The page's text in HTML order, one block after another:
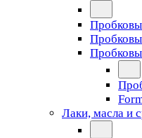
Лаки, масла и